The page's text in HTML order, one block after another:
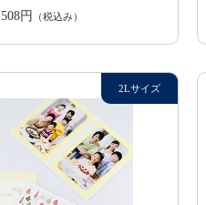
508円
（税込み）